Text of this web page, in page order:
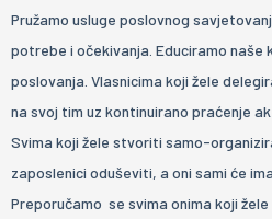
Pružamo usluge poslovnog
potrebe i očekivanja. Educiramo naše
poslovanja. Vlasnicima koji žele
na svoj tim uz kontinuirano praćenje
Svima koji žele stvoriti samo-
zaposlenici oduševiti, a oni sami će
Preporučamo se svima onima koji